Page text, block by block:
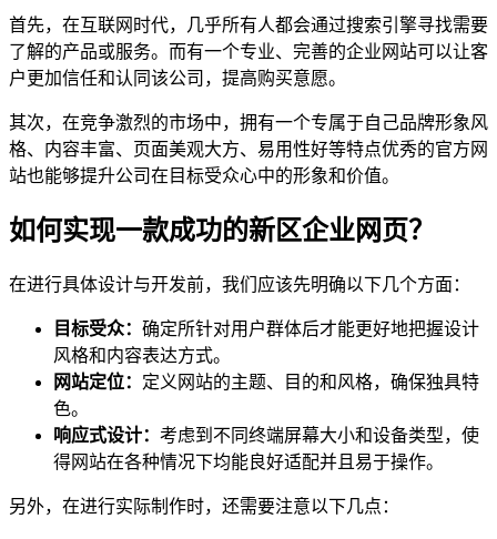
首先，在互联网时代，几乎所有人都会通过搜索引擎寻找需要
了解的产品或服务。而有一个专业、完善的企业网站可以让客
户更加信任和认同该公司，提高购买意愿。
其次，在竞争激烈的市场中，拥有一个专属于自己品牌形象风
格、内容丰富、页面美观大方、易用性好等特点优秀的官方网
站也能够提升公司在目标受众心中的形象和价值。
如何实现一款成功的新区企业网页？
在进行具体设计与开发前，我们应该先明确以下几个方面：
目标受众： 确定所针对用户群体后才能更好地把握设计
风格和内容表达方式。
网站定位： 定义网站的主题、目的和风格，确保独具特
色。
响应式设计： 考虑到不同终端屏幕大小和设备类型，使
得网站在各种情况下均能良好适配并且易于操作。
另外，在进行实际制作时，还需要注意以下几点：